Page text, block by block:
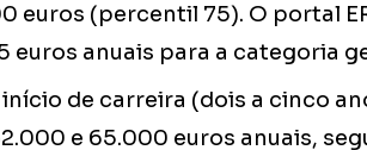
euros (percentil 75). O portal
euros anuais para a categoria
de carreira (dois a cinco
e 65.000 euros anuais,